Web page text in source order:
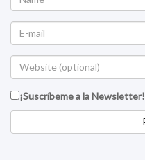
¡Suscríbeme a la Newsletter!